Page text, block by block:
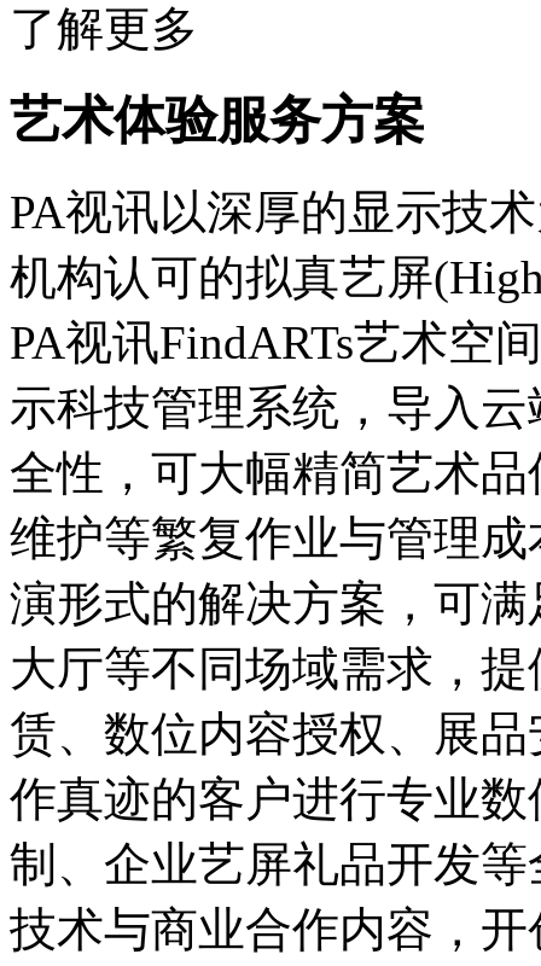
了解更多
艺术体验服务方案
PA视讯以深厚的显示技术
机构认可的拟真艺屏(High
PA视讯FindARTs艺术空
示科技管理系统，导
全性，可大幅精简艺术品保
维护等繁复作业与管理
演形式的解决方案，可满
大厅等不同场域需求，
赁、数位内容授权
作真迹的客户进行专业数位
制、企业艺屏礼品开发
技术与商业合作内容